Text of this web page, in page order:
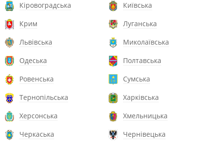
Кіровоградська
Київська
Крим
Луганська
Львівська
Миколаївська
Одеська
Полтавська
Ровенська
Сумська
Тернопільська
Харківська
Херсонська
Хмельницька
Черкаська
Чернівецька